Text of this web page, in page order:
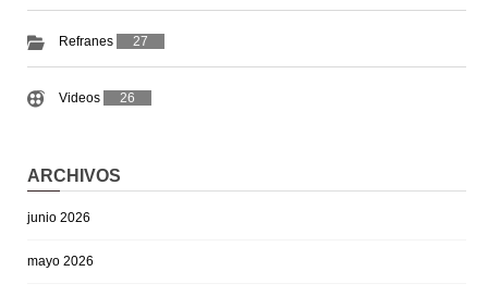
Refranes 27
Videos 26
ARCHIVOS
junio 2026
mayo 2026